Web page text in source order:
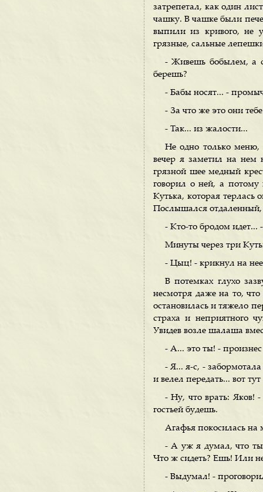
затрепетал, как один
чашку. В чашке были
выпили из кривого, не
грязные, сальные
- Живешь бобылем, а
берешь?
- Бабы носят... -
- За что же это они
- Так... из жалости...
Не одно только меню,
вечер я заметил на нем
грязной шее медный
говорил о ней, а
Кутька, которая терлась
Послышался
- Кто-то бродом идет...
Минуты через три
- Цыц! - крикнул на нее
В потемках глухо
несмотря даже на то,
остановилась и тяжело
страха и неприятного
Увидев возле шалаша
- А... это ты! -
- Я... я-с, -
и велел передать... вот тут
- Ну, что врать: Яков!
гостьей будешь.
Агафья покосилась на
- А уж я думал, что ты
Что ж сидеть? Ешь! Или
- Выдумал! -